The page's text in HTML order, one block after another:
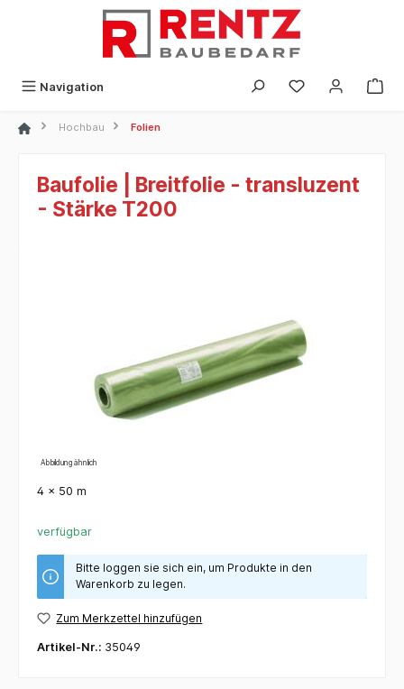
Navigation
Hochbau Folien
Baufolie | Breitfolie - transluzent
- Stärke T200
Abbildung ähnlich
4 x 50 m
verfügbar
Bitte loggen sie sich ein, um Produkte in den
Warenkorb zu legen.
Zum Merkzettel hinzufügen
Artikel-Nr.: 35049